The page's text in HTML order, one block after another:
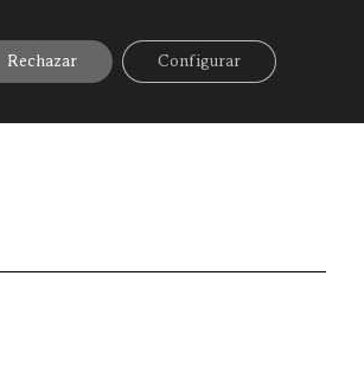
Rechazar Configurar